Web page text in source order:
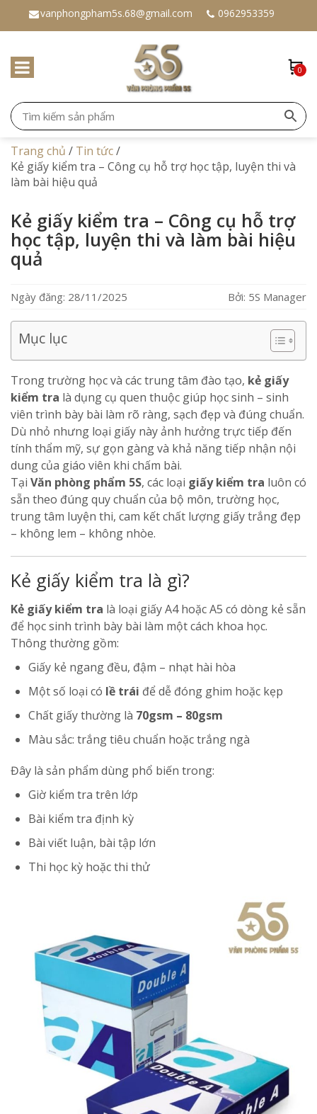
vanphongpham5s.68@gmail.com 0962953359
0
Trang chủ / Tin tức/
Kẻ giấy kiểm tra – Công cụ hỗ trợ học tập, luyện thi và
làm bài hiệu quả
Kẻ giấy kiểm tra – Công cụ hỗ trợ
học tập, luyện thi và làm bài hiệu
quả
Ngày đăng: 28/11/2025 Bởi: 5S Manager
Mục lục
Trong trường học và các trung tâm đào tạo, kẻ giấy
kiểm tra là dụng cụ quen thuộc giúp học sinh – sinh
viên trình bày bài làm rõ ràng, sạch đẹp và đúng chuẩn.
Dù nhỏ nhưng loại giấy này ảnh hưởng trực tiếp đến
tính thẩm mỹ, sự gọn gàng và khả năng tiếp nhận nội
dung của giáo viên khi chấm bài.
Tại Văn phòng phẩm 5S, các loại giấy kiểm tra luôn có
sẵn theo đúng quy chuẩn của bộ môn, trường học,
trung tâm luyện thi, cam kết chất lượng giấy trắng đẹp
– không lem – không nhòe.
Kẻ giấy kiểm tra là gì?
Kẻ giấy kiểm tra là loại giấy A4 hoặc A5 có dòng kẻ sẵn
để học sinh trình bày bài làm một cách khoa học.
Thông thường gồm:
Giấy kẻ ngang đều, đậm – nhạt hài hòa
Một số loại có lề trái để dễ đóng ghim hoặc kẹp
Chất giấy thường là 70gsm – 80gsm
Màu sắc: trắng tiêu chuẩn hoặc trắng ngà
Đây là sản phẩm dùng phổ biến trong:
Giờ kiểm tra trên lớp
Bài kiểm tra định kỳ
Bài viết luận, bài tập lớn
Thi học kỳ hoặc thi thử